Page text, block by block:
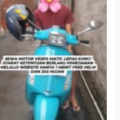
Antar Jemput Kendaraan